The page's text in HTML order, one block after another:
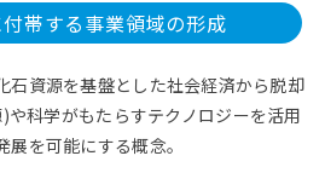
帯する事業領域の形成
石資源を基盤とした社会経済から脱却
や科学がもたらすテクノロジーを活用
展を可能にする概念。